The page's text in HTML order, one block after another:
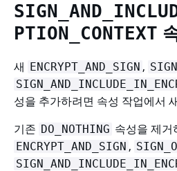
PTION_CONTEXT
새 ENCRYPT_AND_SIGN ,
성을 추가하려면 속성 작업에서
기존 DO_NOTHING 속성을 제거
ENCRYPT_AND_SIGN ,